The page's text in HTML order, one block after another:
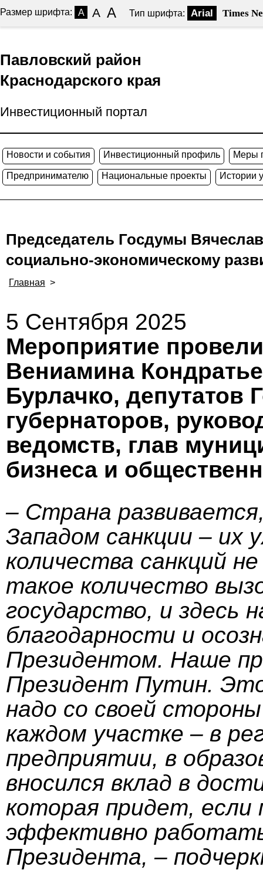
Размер шрифта: A A A Тип шрифта: Arial Times
Павловский район
Краснодарского края
Инвестиционный портал
Новости и события Инвестиционный профиль Меры
Предпринимателю Национальные проекты Истории
Председатель Госдумы
социально-экономическому
Главная >
5 Сентября 2025
Мероприятие
Вениамина
Бурлачко, депутатов
губернаторов,
ведомств, глав
бизнеса и
– Страна
Западом санкции – их
количества санкций
такое количество
государство, и здесь
благодарности и
Президентом. Наше
Президент Путин.
надо со своей
каждом участке – в
предприятии, в
вносился вклад в
которая придет,
эффективно
Президента, –